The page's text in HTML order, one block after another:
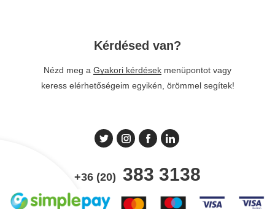
Kérdésed van?
Nézd meg a Gyakori kérdések menüpontot vagy
keress elérhetőségeim egyikén, örömmel segítek!
+36 (20) 383 3138